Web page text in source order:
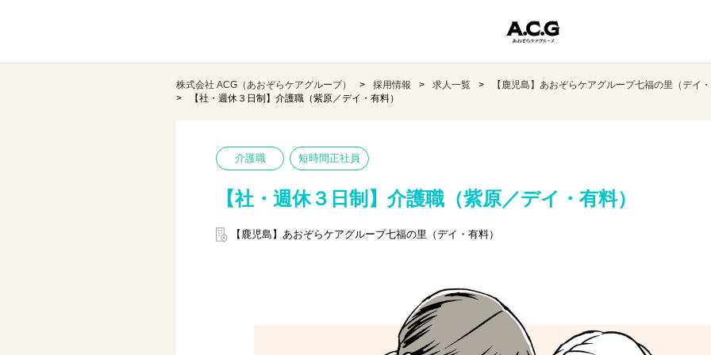
株式会社 ACG（あおぞらケアグループ） 採用情報 求人一覧
【鹿児島】あおぞらケアグループ七福の里（デイ
【社・週休３日制】介護職（紫原／デイ・有料）
介護職 短時間正社員
【社・週休３日制】介護職（紫原／デイ・有料）
【鹿児島】あおぞらケアグループ七福の里（デイ・有料）